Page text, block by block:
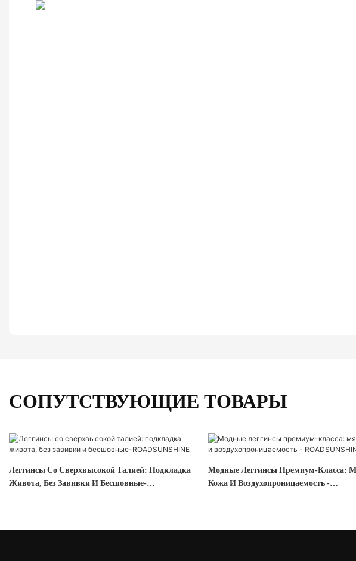
СОПУТСТВУЮЩИЕ ТОВАРЫ
Леггинсы Со Сверхвысокой Талией: Подкладка
Живота, Без Завивки И Бесшовные-
Модные Леггинсы Премиум-Класса:
Кожа И Воздухопроницаемость -